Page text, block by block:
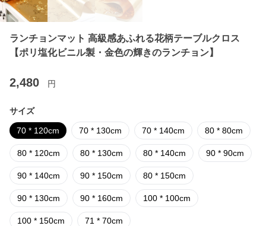
ランチョンマット 高級感あふれる花柄テーブルクロス
【ポリ塩化ビニル製・金色の輝きのランチョン】
2,480 円
サイズ
70 * 120cm 70 * 130cm 70 * 140cm 80 * 80cm
80 * 120cm 80 * 130cm 80 * 140cm 90 * 90cm
90 * 140cm 90 * 150cm 80 * 150cm
90 * 130cm 90 * 160cm 100 * 100cm
100 * 150cm 71 * 70cm